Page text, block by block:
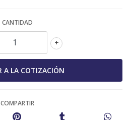
CANTIDAD
+
COMPARTIR